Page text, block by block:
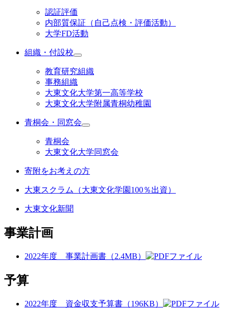
認証評価
内部質保証（自己点検・評価活動）
大学FD活動
組織・付設校
教育研究組織
事務組織
大東文化大学第一高等学校
大東文化大学附属青桐幼稚園
青桐会・同窓会
青桐会
大東文化大学同窓会
寄附をお考えの方
大東スクラム（大東文化学園100％出資）
大東文化新聞
事業計画
2022年度 事業計画書（2.4MB）
予算
2022年度 資金収支予算書（196KB）